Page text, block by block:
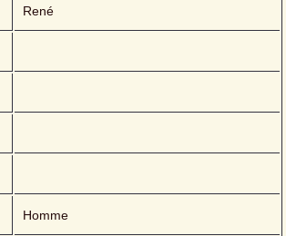
René
Homme